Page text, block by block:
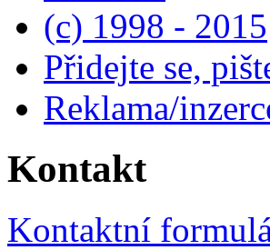
(c) 1998 - 2015
Přidejte se,
Reklama/
Kontakt
Kontaktní